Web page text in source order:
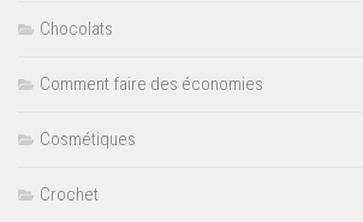
Chocolats
Comment faire des économies
Cosmétiques
Crochet